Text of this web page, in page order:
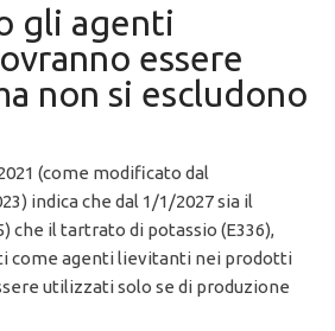
gli agenti
essere
non si escludono
(come modificato dal
indica che dal 1/1/2027 sia il
che il tartrato di potassio (E336),
come agenti lievitanti nei prodotti
utilizzati solo se di produzione